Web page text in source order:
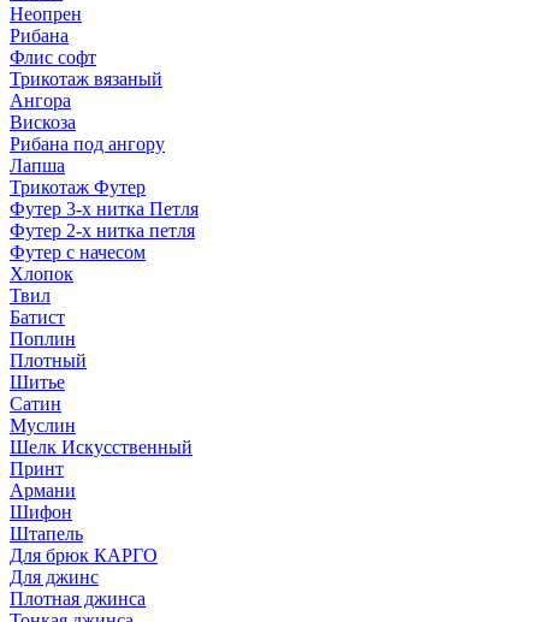
Неопрен
Рибана
Флис софт
Трикотаж вязаный
Ангора
Вискоза
Рибана под ангору
Лапша
Трикотаж Футер
Футер 3-х нитка Петля
Футер 2-х нитка петля
Футер с начесом
Хлопок
Твил
Батист
Поплин
Плотный
Шитье
Сатин
Муслин
Шелк Искусственный
Принт
Армани
Шифон
Штапель
Для брюк КАРГО
Для джинс
Плотная джинса